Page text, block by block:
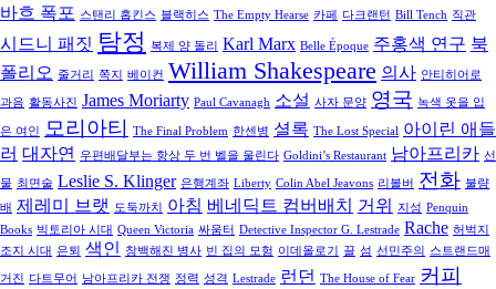
바흐 폭포
스탠리 홉킨스 블랙히스 The Empty Hearse 카페 다크랜턴 Bill Tench 직관
시드니 패짓 탐정 복제 양 돌리 Karl Marx Belle Époque 주홍색 연구 북
폴리오 줄거리 쪽지 베이컨 William Shakespeare 의사 안티히어로
과음 활동사진 James Moriarty Paul Cavanagh 소설 사자 문양 영국 녹색 옷을 입
은 여인 모리아티 The Final Problem 한센병 셜록 The Lost Special
아이린 애들
러 대자연 우편배달부는 항상 두 번 벨을 울린다 Goldini’s Restaurant 남아프리카 선
물 최면술 Leslie S. Klinger 은행계좌 Liberty Colin Abel Jeavons 리볼버 전화 불량
배 제레미 브랫 도둑까치 아침 베네딕트 컴버배치 거위 지성 Penquin
Books 빅토리아 시대 Queen Victoria 싸움터 Detective Inspector G. Lestrade Rache 허벅지
조지 시대 은퇴 색인 창백해진 병사 빈 집의 모험 이데올로기 끌 섬 선민주의 스트랜드매
거진 다트무어 남아프리카 전쟁 정력 성격 Lestrade 런던 The House of Fear 커피